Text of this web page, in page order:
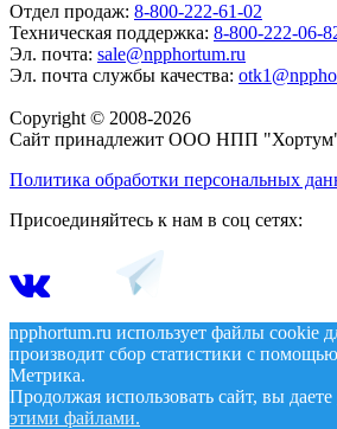
Отдел продаж: 8-800-222-61-02
Техническая поддержка: 8-800-222-06-
Эл. почта: sale@npphortum.ru
Эл. почта службы качества:
Copyright © 2008-2026
Cайт принадлежит ООО НПП
Политика обработки персональных
Присоединяйтесь к нам в соц сетях:
npphortum.ru использует файлы cookie
производит сбор статистики с
Метрика.
Продолжая использовать сайт, вы даете
этими файлами.